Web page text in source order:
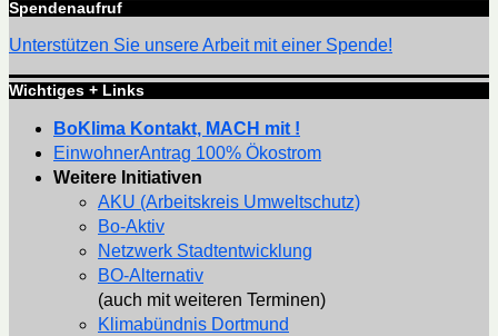
Spendenaufruf
Unterstützen Sie unsere Arbeit mit einer Spende!
Wichtiges + Links
BoKlima Kontakt, MACH mit !
EinwohnerAntrag 100% Ökostrom
Weitere Initiativen
AKU (Arbeitskreis Umweltschutz)
Bo-Aktiv
Netzwerk Stadtentwicklung
BO-Alternativ
(auch mit weiteren Terminen)
Klimabündnis Dortmund